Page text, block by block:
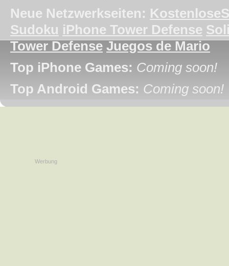
Neue Netzwerkseiten:
Sudoku iPhone Tower Defense
Tower Defense Juegos de Mario
Top iPhone Games: Coming soon!
Top Android Games: Coming soon!
Werbung